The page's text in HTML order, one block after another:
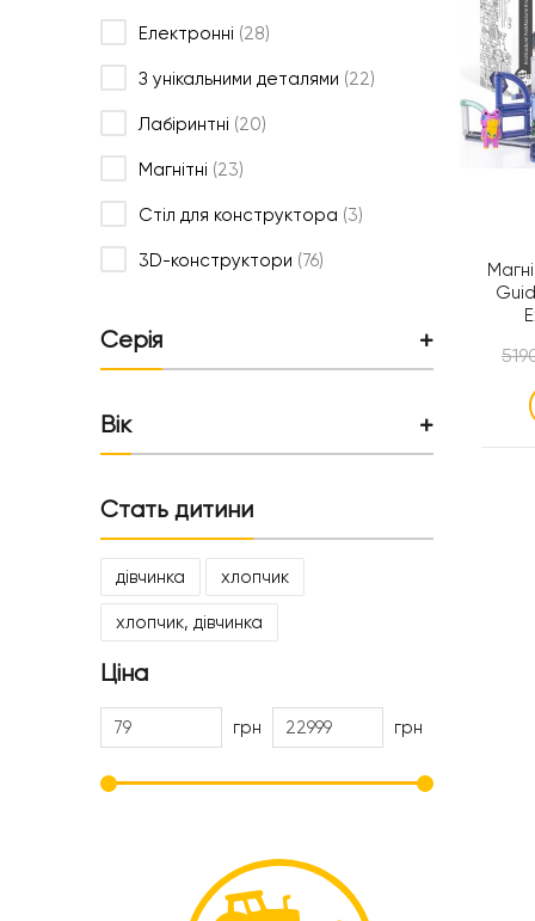
Електронні (28)
З унікальними деталями (22)
Лабіринтні (20)
Магнітні (23)
Стіл для конструктора (3)
3D-конструктори (76)
Серія
Вік
Стать дитини
дівчинка хлопчик
хлопчик, дівчинка
Ціна
грн грн